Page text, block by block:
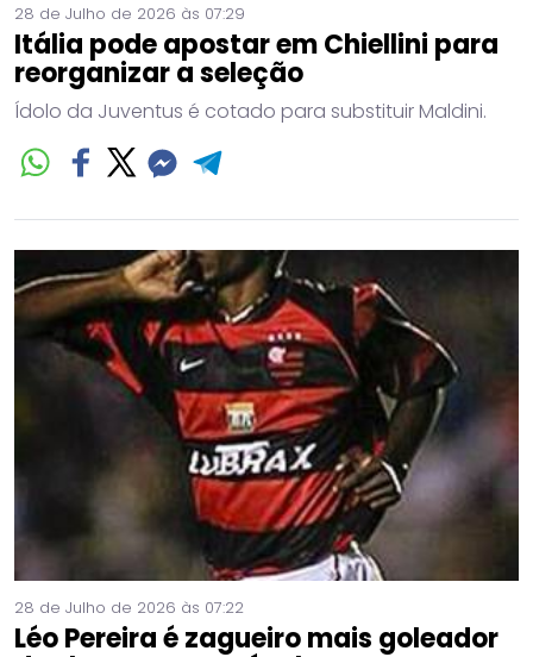
28 de Julho de 2026 às 07:29
Itália pode apostar em Chiellini para
reorganizar a seleção
Ídolo da Juventus é cotado para substituir Maldini.
28 de Julho de 2026 às 07:22
Léo Pereira é zagueiro mais goleador